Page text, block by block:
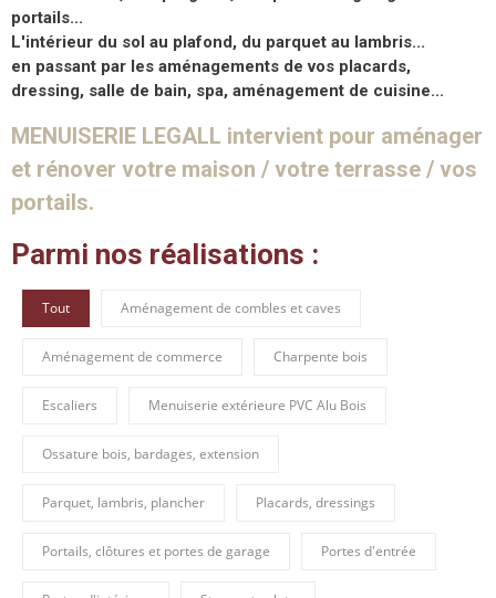
portails...
L'intérieur du sol au plafond, du parquet au lambris...
en passant par les aménagements de vos placards,
dressing, salle de bain, spa, aménagement de cuisine...
MENUISERIE LEGALL intervient pour aménager
et rénover votre maison / votre terrasse / vos
portails.
Parmi nos réalisations :
Tout Aménagement de combles et caves
Aménagement de commerce Charpente bois
Escaliers Menuiserie extérieure PVC Alu Bois
Ossature bois, bardages, extension
Parquet, lambris, plancher Placards, dressings
Portails, clôtures et portes de garage Portes d'entrée